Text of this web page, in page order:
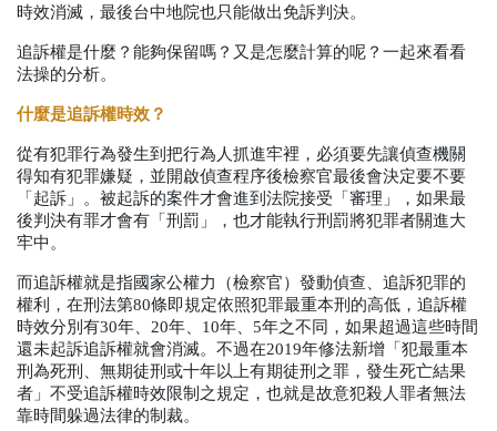
時效消滅，最後台中地院也只能做出免訴判決。
追訴權是什麼？能夠保留嗎？又是怎麼計算的呢？一起來看看
法操的分析。
什麼是追訴權時效？
從有犯罪行為發生到把行為人抓進牢裡，必須要先讓偵查機關
得知有犯罪嫌疑，並開啟偵查程序後檢察官最後會決定要不要
「起訴」。被起訴的案件才會進到法院接受「審理」，如果最
後判決有罪才會有「刑罰」，也才能執行刑罰將犯罪者關進大
牢中。
而追訴權就是指國家公權力（檢察官）發動偵查、追訴犯罪的
權利，在刑法第80條即規定依照犯罪最重本刑的高低，追訴權
時效分別有30年、 20年、 10年、 5年之不同，如果超過這些時間
還未起訴追訴權就會消滅。不過在2019年修法新增「犯最重本
刑為死刑、無期徒刑或十年以上有期徒刑之罪，發生死亡結果
者」不受追訴權時效限制之規定，也就是故意犯殺人罪者無法
靠時間躲過法律的制裁。